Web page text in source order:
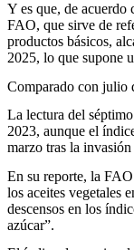
Y es que, de acuerdo
FAO, que sirve de
productos básicos,
2025, lo que supone
Comparado con julio
La lectura del
2023, aunque el
marzo tras la
En su reporte, la
los aceites vegetales
descensos en los
azúcar”.